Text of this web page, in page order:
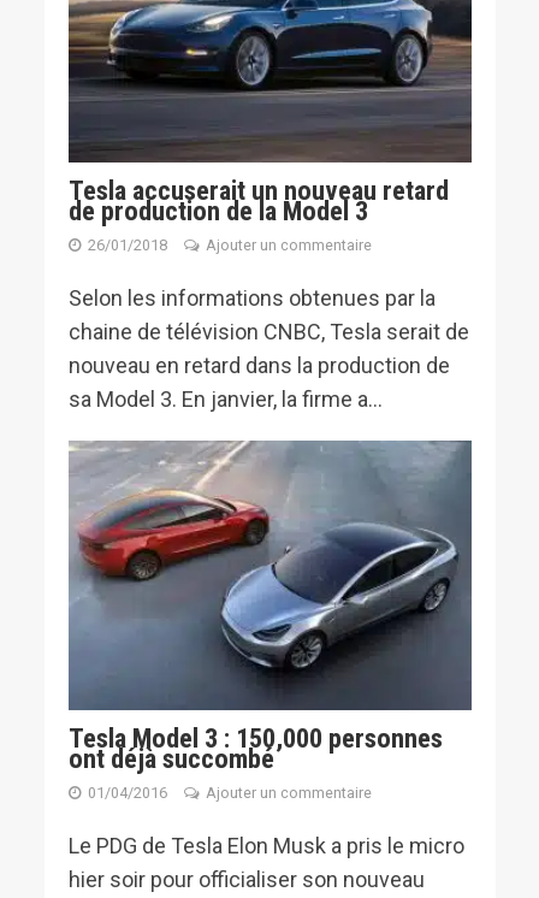
Tesla accuserait un nouveau retard
de production de la Model 3
26/01/2018 Ajouter un commentaire
Selon les informations obtenues par la
chaine de télévision CNBC, Tesla serait de
nouveau en retard dans la production de
sa Model 3. En janvier, la firme a...
Tesla Model 3 : 150,000 personnes
ont déjà succombé
01/04/2016 Ajouter un commentaire
Le PDG de Tesla Elon Musk a pris le micro
hier soir pour officialiser son nouveau